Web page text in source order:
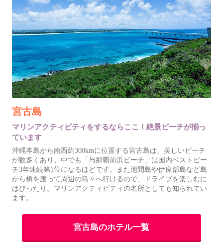
宮古島
マリンアクティビティをするならここ！絶景ビーチが揃っ
ています
沖縄本島から南西約300kmに位置する宮古島は、美しいビーチ
が数多くあり、中でも「与那覇前浜ビーチ」は国内ベストビー
チ3年連続第1位になるほどです。また池間島や伊良部島など島
から橋を渡って周辺の島々へ行けるので、ドライブを楽しむに
はぴったり。マリンアクティビティの名所としても知られてい
ます。
宮古島のホテル一覧